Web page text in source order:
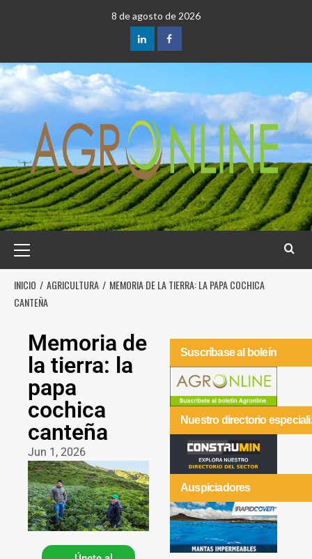
8 de agosto de 2026
INICIO AGRICULTURA
MEMORIA DE LA TIERRA: LA PAPA COCHICA
CANTEÑA
Memoria de
la tierra: la
papa
cochica
canteña
Jun 1, 2026
Suscríbase al boleín
Nuestro directorio
Auspiciadores